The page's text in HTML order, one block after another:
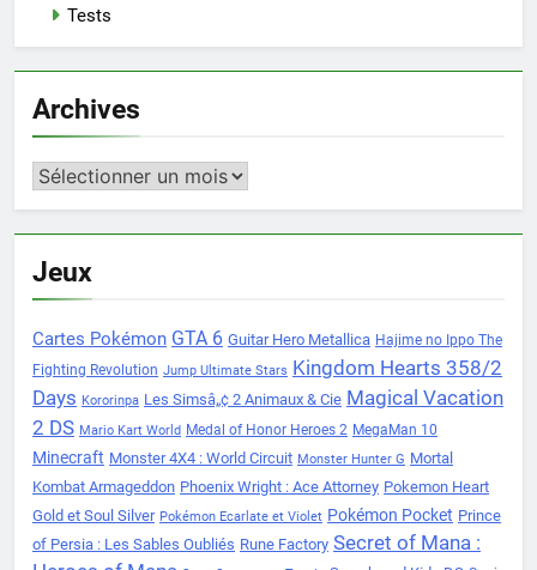
Tests
Archives
Archives
Jeux
Cartes Pokémon GTA 6 Guitar Hero Metallica Hajime no Ippo The
Fighting Revolution Jump Ultimate Stars Kingdom Hearts 358/2
Days Kororinpa Les Simsâ„¢ 2 Animaux & Cie Magical Vacation
2 DS Mario Kart World Medal of Honor Heroes 2 MegaMan 10
Minecraft Monster 4X4 : World Circuit Monster Hunter G Mortal
Kombat Armageddon Phoenix Wright : Ace Attorney Pokemon Heart
Gold et Soul Silver Pokémon Ecarlate et Violet Pokémon Pocket Prince
of Persia : Les Sables Oubliés Rune Factory Secret of Mana :